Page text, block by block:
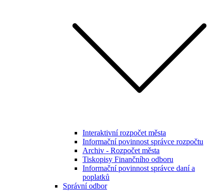
Interaktivní rozpočet města
Informační povinnost správce rozpočtu
Archiv - Rozpočet města
Tiskopisy Finančního odboru
Informační povinnost správce daní a
poplatků
Správní odbor